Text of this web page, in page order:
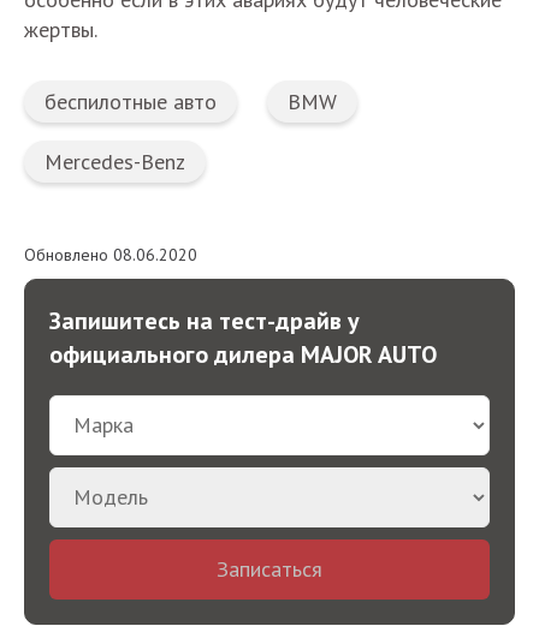
жертвы.
беспилотные авто BMW
Mercedes-Benz
Обновлено 08.06.2020
Запишитесь на тест-драйв у
официального дилера MAJOR AUTO
Записаться